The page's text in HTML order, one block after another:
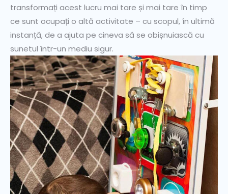
transformați acest lucru mai tare și mai tare în timp
ce sunt ocupați o altă activitate – cu scopul, în ultimă
instanță, de a ajuta pe cineva să se obișnuiască cu
sunetul într-un mediu sigur.